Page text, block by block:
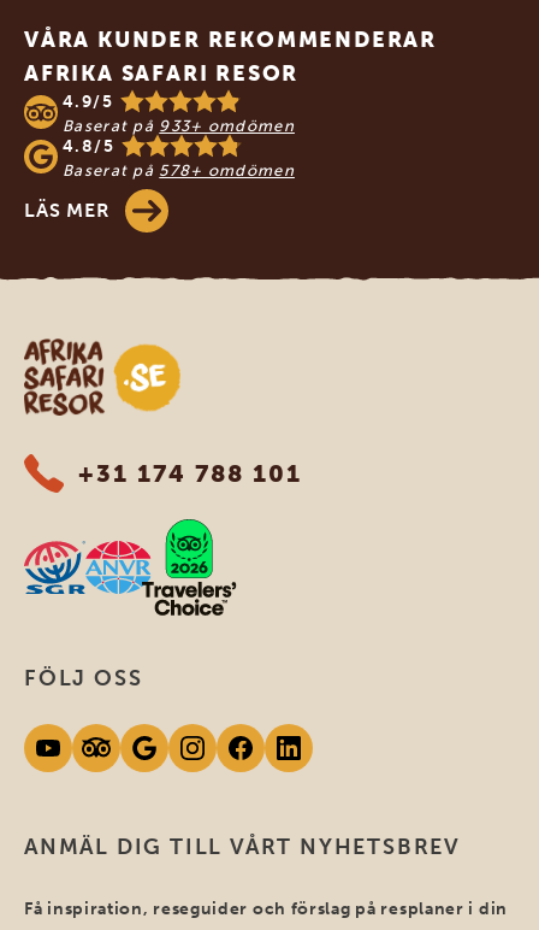
VÅRA KUNDER REKOMMENDERAR
AFRIKA SAFARI RESOR
4.9/5
Baserat på 933+ omdömen
4.8/5
Baserat på 578+ omdömen
LÄS MER
Safari-resor i Afrika
+31 174 788 101
ANMÄL DIG TILL VÅRT NYHETSBREV
Få inspiration, reseguider och förslag på resplaner i din
FÖLJ OSS